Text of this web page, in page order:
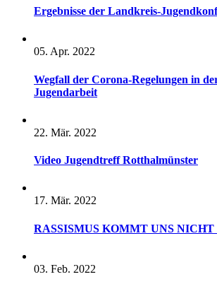
Ergebnisse der Landkreis-
05. Apr. 2022
Wegfall der Corona-Regelungen in
Jugendarbeit
22. Mär. 2022
Video Jugendtreff Rotthalmünster
17. Mär. 2022
RASSISMUS KOMMT UNS
03. Feb. 2022